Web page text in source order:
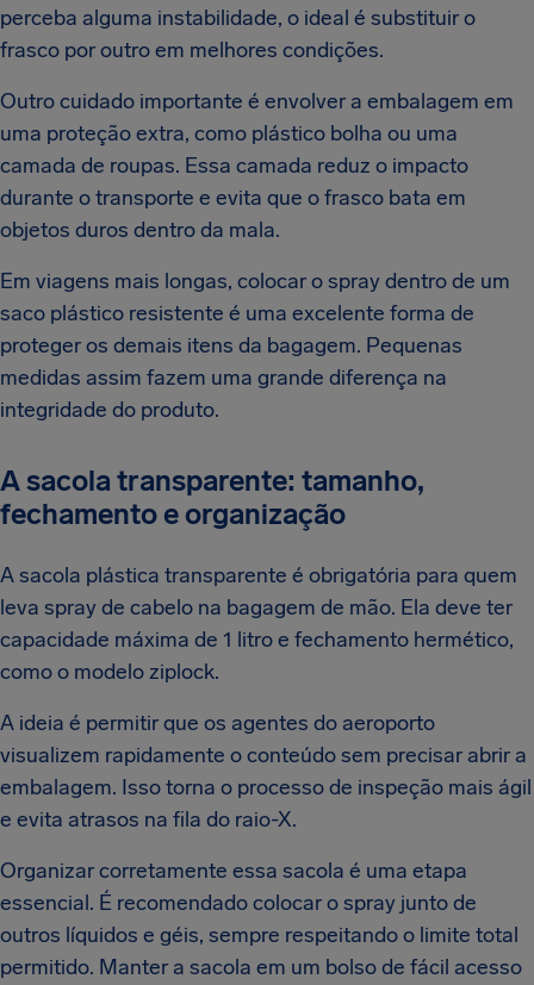
perceba alguma instabilidade, o ideal é substituir o
frasco por outro em melhores condições.
Outro cuidado importante é envolver a embalagem em
uma proteção extra, como plástico bolha ou uma
camada de roupas. Essa camada reduz o impacto
durante o transporte e evita que o frasco bata em
objetos duros dentro da mala.
Em viagens mais longas, colocar o spray dentro de um
saco plástico resistente é uma excelente forma de
proteger os demais itens da bagagem. Pequenas
medidas assim fazem uma grande diferença na
integridade do produto.
A sacola transparente: tamanho,
fechamento e organização
A sacola plástica transparente é obrigatória para quem
leva spray de cabelo na bagagem de mão. Ela deve ter
capacidade máxima de 1 litro e fechamento hermético,
como o modelo ziplock.
A ideia é permitir que os agentes do aeroporto
visualizem rapidamente o conteúdo sem precisar abrir a
embalagem. Isso torna o processo de inspeção mais ágil
e evita atrasos na fila do raio-X.
Organizar corretamente essa sacola é uma etapa
essencial. É recomendado colocar o spray junto de
outros líquidos e géis, sempre respeitando o limite total
permitido. Manter a sacola em um bolso de fácil acesso